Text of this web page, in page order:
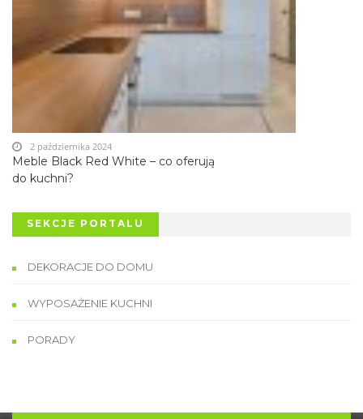
Meble Black Red White – co oferują
do kuchni?
2 października 2024
SEKCJE PORTALU
DEKORACJE DO DOMU
WYPOSAŻENIE KUCHNI
PORADY